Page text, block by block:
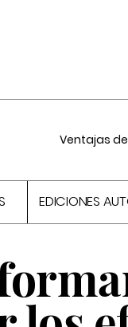
Ventajas
EDICIONES